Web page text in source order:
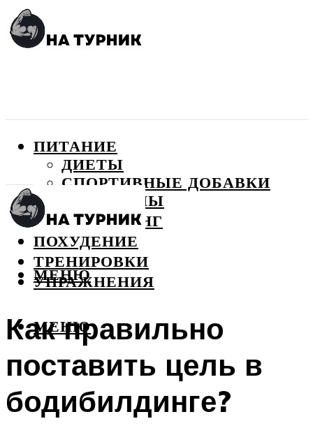
ПИТАНИЕ
ДИЕТЫ
СПОРТИВНЫЕ ДОБАВКИ
ВИТАМИНЫ
БОДИБИЛДИНГ
ПОХУДЕНИЕ
ТРЕНИРОВКИ
УПРАЖНЕНИЯ
МЕНЮ
МЕНЮ
Как правильно
поставить цель в
бодибилдинге?